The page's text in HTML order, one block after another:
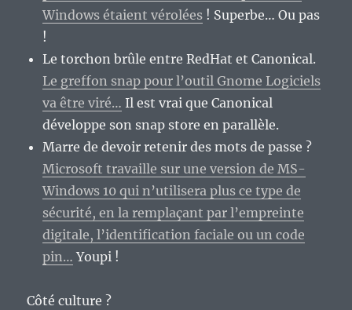
Windows étaient vérolées ! Superbe… Ou pas
!
Le torchon brûle entre RedHat et Canonical.
Le greffon snap pour l’outil Gnome Logiciels
va être viré… Il est vrai que Canonical
développe son snap store en parallèle.
Marre de devoir retenir des mots de passe ?
Microsoft travaille sur une version de MS-
Windows 10 qui n’utilisera plus ce type de
sécurité, en la remplaçant par l’empreinte
digitale, l’identification faciale ou un code
pin… Youpi !
Côté culture ?